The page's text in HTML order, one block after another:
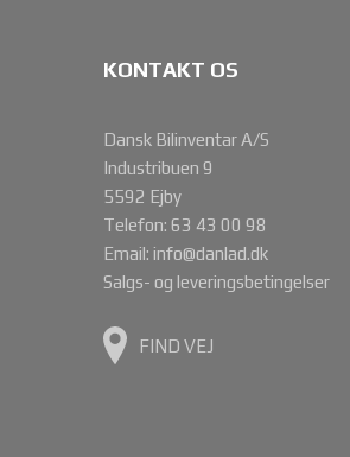
KONTAKT OS
Dansk Bilinventar A/S
Industribuen 9
5592 Ejby
Telefon: 63 43 00 98
Email: info@danlad.dk
Salgs- og leveringsbetingelser
FIND VEJ